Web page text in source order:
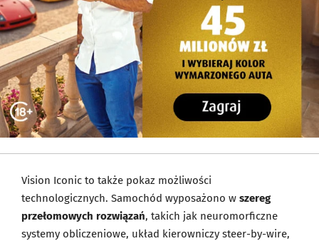
Vision Iconic to także pokaz możliwości
technologicznych. Samochód wyposażono w szereg
przełomowych rozwiązań, takich jak neuromorficzne
systemy obliczeniowe, układ kierowniczy steer-by-wire,